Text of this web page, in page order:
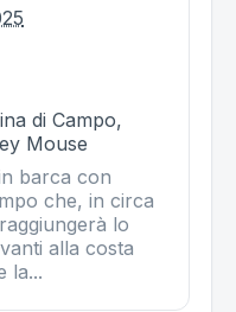
di Campo,
Mouse
barca con
che, in circa
lo
alla costa
la...